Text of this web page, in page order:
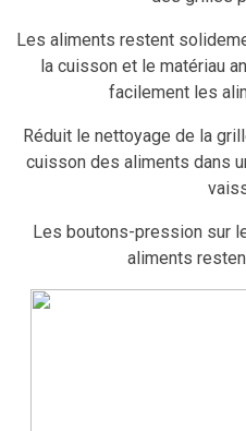
Les aliments restent
la cuisson et le matériau
facilement les
Réduit le nettoyage de la
cuisson des aliments dans
Les boutons-pression sur
aliments